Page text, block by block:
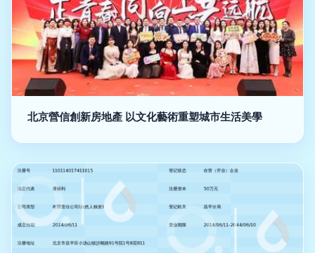
北京營信創新房地產 以文化藝術重塑城市生活美學